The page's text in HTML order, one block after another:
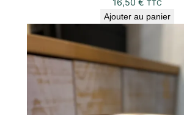
16,50 € TTC
Ajouter au panier